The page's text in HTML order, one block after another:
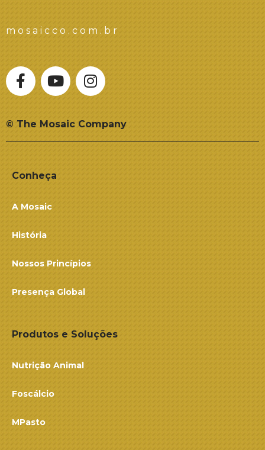
mosaicco.com.br
© The Mosaic Company
Conheça
A Mosaic
História
Nossos Princípios
Presença Global
Produtos e Soluções
Nutrição Animal
Foscálcio
MPasto